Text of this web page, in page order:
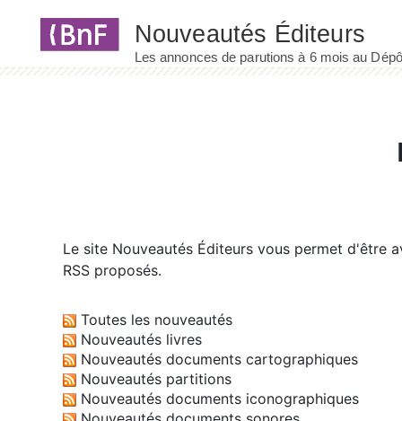
Le site Nouveautés Éditeurs vous permet d'être
RSS proposés.
Toutes les nouveautés
Nouveautés livres
Nouveautés documents cartographiques
Nouveautés partitions
Nouveautés documents iconographiques